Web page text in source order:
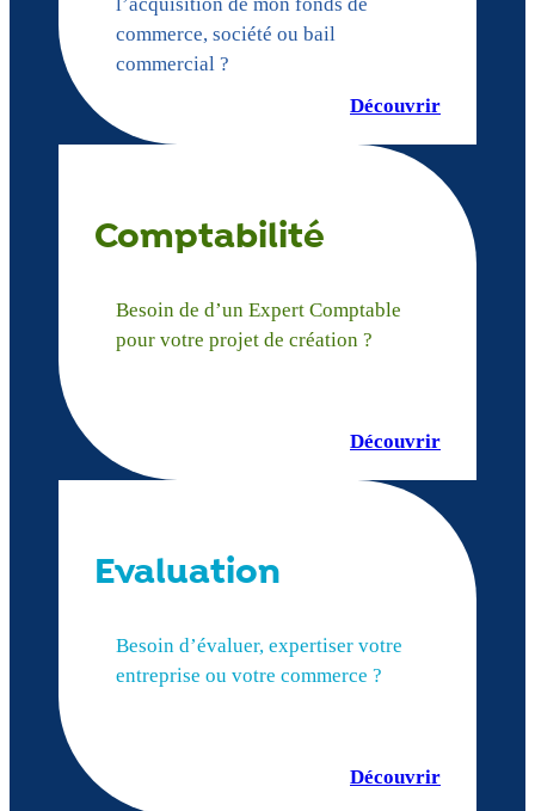
commerce, société ou bail
commercial ?
Découvrir
Comptabilité
Besoin de d’un Expert Comptable
pour votre projet de création ?
Découvrir
Evaluation
Besoin d’évaluer, expertiser votre
entreprise ou votre commerce ?
Découvrir